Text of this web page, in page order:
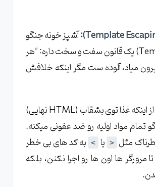
آشپز خونه جنگو
(موتور Template) یک قانون سفت و سخت داره: "هر
میاد، آلوده‌ ست مگر اینکه خلافش
قبل از اینکه غذا توی بشقاب (HTML نهایی)
تمام مواد اولیه رو ضد عفونی میکنه.
مثل < یا > به کد های بی خطر
مرورگر ها اون‌ ها رو اجرا نکنن، بلکه